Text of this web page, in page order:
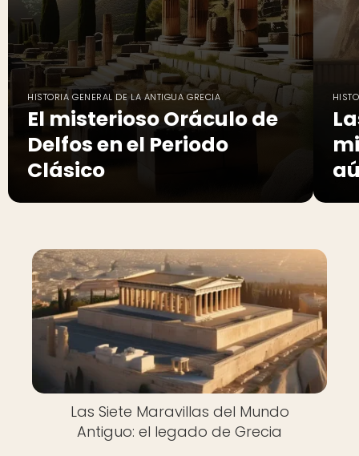
HISTORIA GENERAL DE LA ANTIGUA GRECIA
El misterioso Oráculo de
Delfos en el Periodo
Clásico
Las Siete Maravillas del Mundo
Antiguo: el legado de Grecia